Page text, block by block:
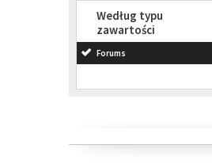
Według typu
zawartości
Forums